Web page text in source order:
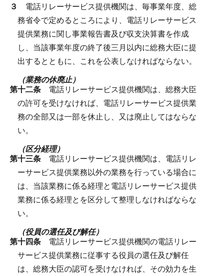
３ 電話リレーサービス提供機関は、毎事業年度、総
務省令で定めるところにより、電話リレーサービス
提供業務に関し事業報告書及び収支決算書を作成
し、当該事業年度の終了後三月以内に総務大臣に提
出するとともに、これを公表しなければならない。
（業務の休廃止）
第十二条 電話リレーサービス提供機関は、総務大臣
の許可を受けなければ、電話リレーサービス提供業
務の全部又は一部を休止し、又は廃止してはならな
い。
（区分経理）
第十三条 電話リレーサービス提供機関は、電話リレ
ーサービス提供業務以外の業務を行っている場合に
は、当該業務に係る経理と電話リレーサービス提供
業務に係る経理とを区分して整理しなければならな
い。
（役員の選任及び解任）
第十四条 電話リレーサービス提供機関の電話リレー
サービス提供業務に従事する役員の選任及び解任
は、総務大臣の認可を受けなければ、その効力を生